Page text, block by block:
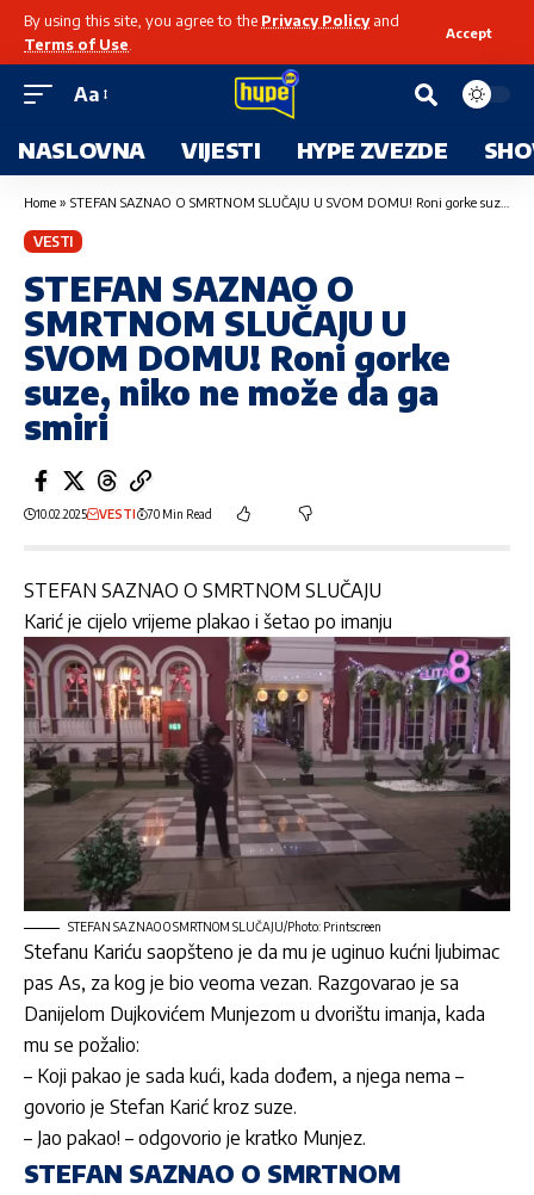
By using this site, you agree to the Privacy Policyand
Terms of Use
Accept
Aa
NASLOVNA VIJESTI HYPE ZVEZDE
Home » STEFAN SAZNAO O SMRTNOM SLUČAJU U SVOM DOMU! Roni gorke suze, niko ne može da ga smiri
VESTI
STEFAN SAZNAO O
SMRTNOM SLUČAJU U
SVOM DOMU! Roni gorke
suze, niko ne može da ga
smiri
10.02.2025 VESTI 70 Min Read
STEFAN SAZNAO O SMRTNOM SLUČAJU
Karić je cijelo vrijeme plakao i šetao po imanju
STEFAN SAZNAO O SMRTNOM SLUČAJU/Photo: Printscreen
Stefanu Kariću saopšteno je da mu je uginuo kućni ljubimac
pas As, za kog je bio veoma vezan. Razgovarao je sa
Danijelom Dujkovićem Munjezom u dvorištu imanja, kada
mu se požalio:
– Koji pakao je sada kući, kada dođem, a njega nema –
govorio je Stefan Karić kroz suze.
– Jao pakao! – odgovorio je kratko Munjez.
STEFAN SAZNAO O SMRTNOM